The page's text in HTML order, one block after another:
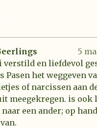
5
verstild en liefdevol
Pasen het weggeven
of narcissen aan
meegekregen. is ook
een ander; op